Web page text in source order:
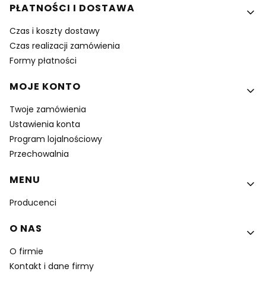
PŁATNOŚCI I DOSTAWA
Czas i koszty dostawy
Czas realizacji zamówienia
Formy płatności
MOJE KONTO
Twoje zamówienia
Ustawienia konta
Program lojalnościowy
Przechowalnia
MENU
Producenci
O NAS
O firmie
Kontakt i dane firmy